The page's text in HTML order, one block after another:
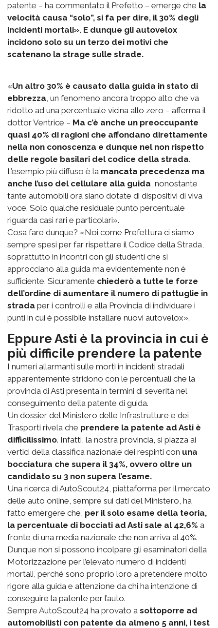
patente – ha commentato il Prefetto – emerge che la
velocità causa “solo”, si fa per dire, il 30% degli
incidenti mortali». E dunque gli autovelox
incidono solo su un terzo dei motivi che
scatenano la strage sulle strade.
«Un altro 30% è causato dalla guida in stato di
ebbrezza , un fenomeno ancora troppo alto che va
ridotto ad una percentuale vicina allo zero – afferma il
dottor Ventrice – Ma c’è anche un preoccupante
quasi 40% di ragioni che affondano direttamente
nella non conoscenza e dunque nel non rispetto
delle regole basilari del codice della strada.
L’esempio più diffuso è la mancata precedenza ma
anche l’uso del cellulare alla guida , nonostante
tante automobili ora siano dotate di dispositivi di viva
voce. Solo qualche residuale punto percentuale
riguarda casi rari e particolari».
Cosa fare dunque? «Noi come Prefettura ci siamo
sempre spesi per far rispettare il Codice della Strada,
soprattutto in incontri con gli studenti che si
approcciano alla guida ma evidentemente non è
sufficiente. Sicuramente chiederò a tutte le forze
dell’ordine di aumentare il numero di pattuglie in
strada per i controlli e alla Provincia di individuare i
punti in cui è possibile installare nuovi autovelox».
Eppure Asti è la provincia in cui è
più difficile prendere la patente
I numeri allarmanti sulle morti in incidenti stradali
apparentemente stridono con le percentuali che la
provincia di Asti presenta in termini di severità nel
conseguimento della patente di guida.
Un dossier del Ministero delle Infrastrutture e dei
Trasporti rivela che prendere la patente ad Asti è
difficilissimo. Infatti, la nostra provincia, si piazza ai
vertici della classifica nazionale dei respinti con una
bocciatura che supera il 34%, ovvero oltre un
candidato su 3 non supera l’esame.
Una ricerca di AutoScout24, piattaforma per il mercato
delle auto online, sempre sui dati del Ministero, ha
fatto emergere che, per il solo esame della teoria,
la percentuale di bocciati ad Asti sale al 42,6% a
fronte di una media nazionale che non arriva al 40%.
Dunque non si possono incolpare gli esaminatori della
Motorizzazione per l’elevato numero di incidenti
mortali, perché sono proprio loro a pretendere molto
rigore alla guida e attenzione da chi ha intenzione di
conseguire la patente per l’auto.
Sempre AutoScout24 ha provato a sottoporre ad
automobilisti con patente da almeno 5 anni, i test